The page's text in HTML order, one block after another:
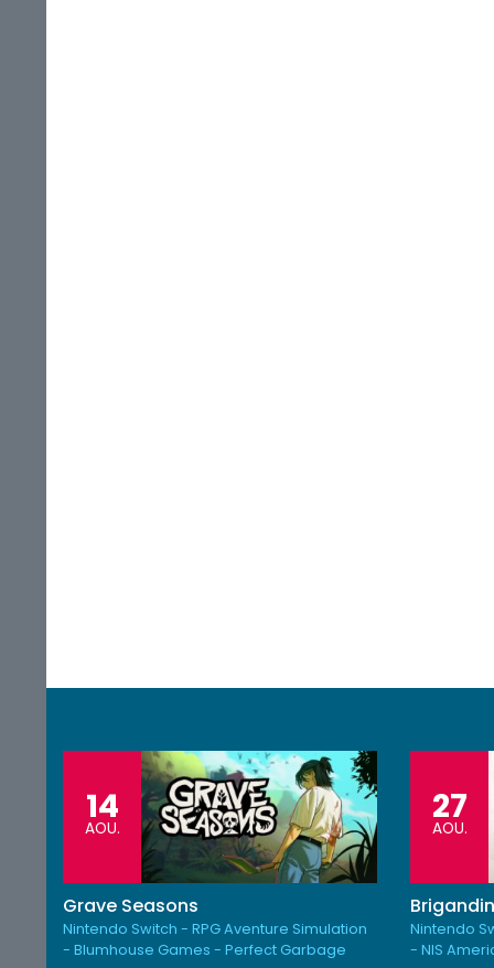
14
AOU.
Grave Seasons
Nintendo Switch - RPG Aventure Simulation
- Blumhouse Games - Perfect Garbage
27
AOU.
Nintendo
- NIS